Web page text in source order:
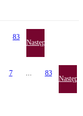
83
Następna
7 83